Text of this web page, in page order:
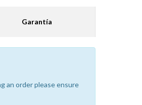
Garantía
an order please ensure